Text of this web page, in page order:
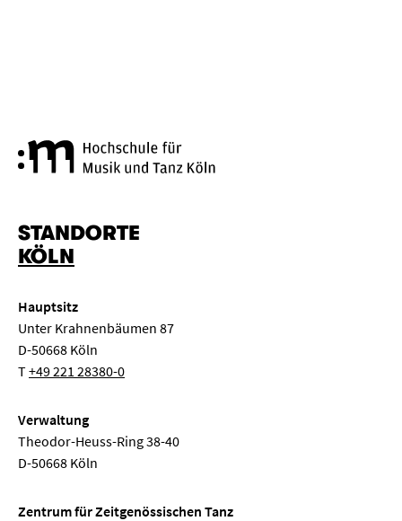
STANDORTE
KÖLN
Hauptsitz
Unter Krahnenbäumen 87
D-50668 Köln
T+49 221 28380-0
Verwaltung
Theodor-Heuss-Ring 38-40
D-50668 Köln
Zentrum für Zeitgenössischen Tanz